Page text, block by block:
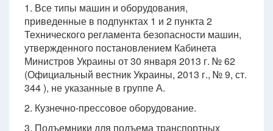
1. Все типы машин и оборудования,
приведенные в подпунктах 1 и 2 пункта 2
Технического регламента безопасности машин,
утвержденного постановлением Кабинета
Министров Украины от 30 января 2013 г. № 62
(Официальный вестник Украины, 2013 г., № 9, ст.
344 ), не указанные в группе А.
2. Кузнечно-прессовое оборудование.
3. Подъемники для подъема транспортных